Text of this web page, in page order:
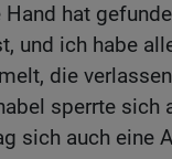
Hand hat
und ich habe
die
sperrte sich
sich auch eine